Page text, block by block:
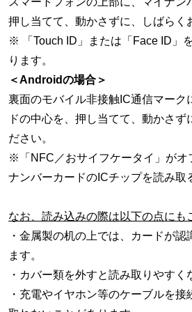
押し当てて、動かさずに、しばらく
※ 「Touch ID」または「Face ID」
ります。
＜Androidの場合＞
裏面のモバイル非接触IC通信マーク
ドの中心を、押し当てて、動かさず
ださい。
※「NFC／おサイフケータイ」がオ
ナンバーカードのICチップを読み取
なお、読み込みの際は以下の点にも
・金属製の机の上では、カードが認
ます。
・カバー類を外すと読み取りやすく
・充電やイヤホン等のケーブルを